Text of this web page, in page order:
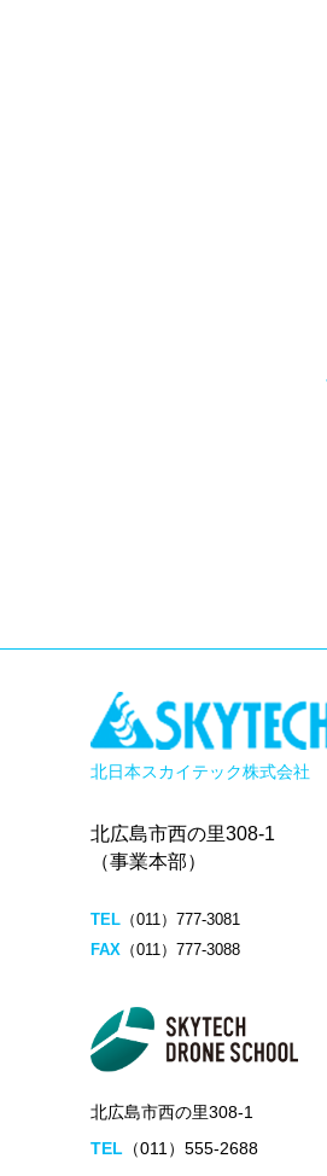
北日本スカイテック株式会社
北広島市西の里308-1
（事業本部）
TEL （011）777-3081
FAX （011）777-3088
北広島市西の里308-1
TEL （011）555-2688